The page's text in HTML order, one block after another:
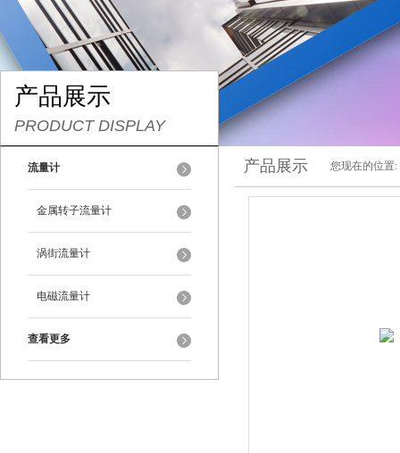
产品展示
PRODUCT DISPLAY
流量计
金属转子流量计
涡街流量计
电磁流量计
查看更多
产品展示 您现在的位置: